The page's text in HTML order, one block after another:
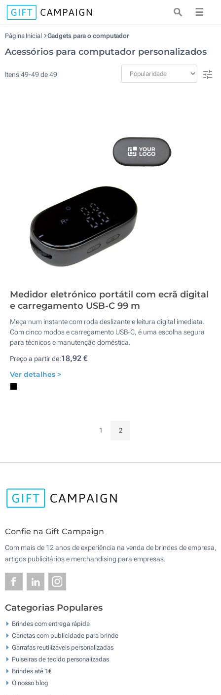
☰
Página Inicial Gadgets para o computador
Acessórios para computador personalizados
Itens49-49de49
Medidor eletrónico portátil com ecrã digital
e carregamento USB-C 99 m
Meça num instante com roda deslizante e leitura digital imediata.
Com cinco modos e carregamento USB-C, é uma escolha segura
para técnicos e manutenção doméstica.
Preço a partir de:18,92 €
Ver detalhes >
1 2
Confie na Gift Campaign
Com mais de 12 anos de experiência na venda de brindes de empresa,
artigos publicitários e merchandising para empresas.
Categorias Populares
Brindes com entrega rápida
Canetas com publicidade para brinde
Garrafas reutilizáveis personalizadas
Pulseiras de tecido personalizadas
Brindes até 1€
O nosso blog